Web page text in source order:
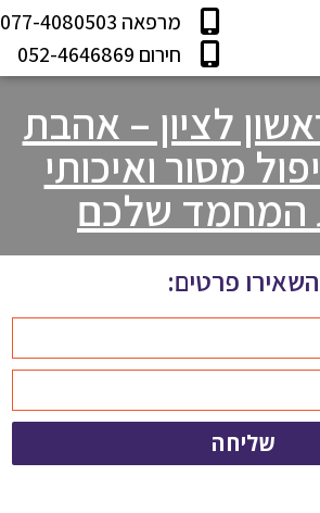
מרפאה 077-4080503
חירום 052-4646869
לציון – אהבת
מסור ואיכותי
המחמד שלכם
השאירו פרטים:
שליחה